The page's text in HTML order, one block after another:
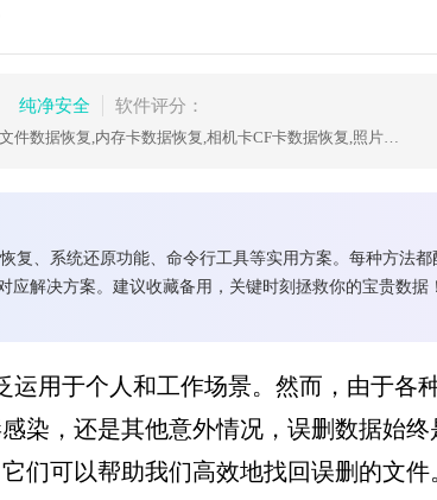
纯净安全 软件评分：
数据恢复,U盘数据恢复,硬盘数据恢复,电脑数据恢复,文件数据恢复,内存卡数据恢复,相机卡CF卡数据恢复,照片恢复,sd卡数据恢复
复、系统还原功能、命令行工具等实用方案。每种方法
解决方案。建议收藏备用，关键时刻拯救你的宝贵数据！
用于个人和工作场景。然而，由于各
染，还是其他意外情况，误删数据始
们可以帮助我们高效地找回误删的文